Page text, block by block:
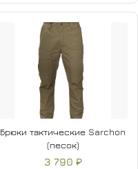
Брюки тактические Sarchon
(песок)
3 790 ₽